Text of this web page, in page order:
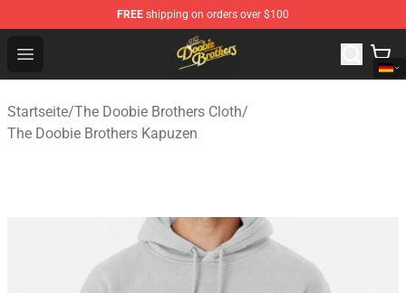
FREE shipping on orders over $100
Open menu
The Doobie Brothers Store - Official The Doobie
Startseite/The Doobie Brothers Cloth/
The Doobie Brothers Kapuzen